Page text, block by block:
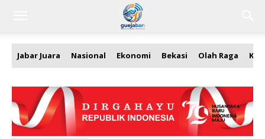
Jabar Juara Nasional Ekonomi Bekasi Olah Raga